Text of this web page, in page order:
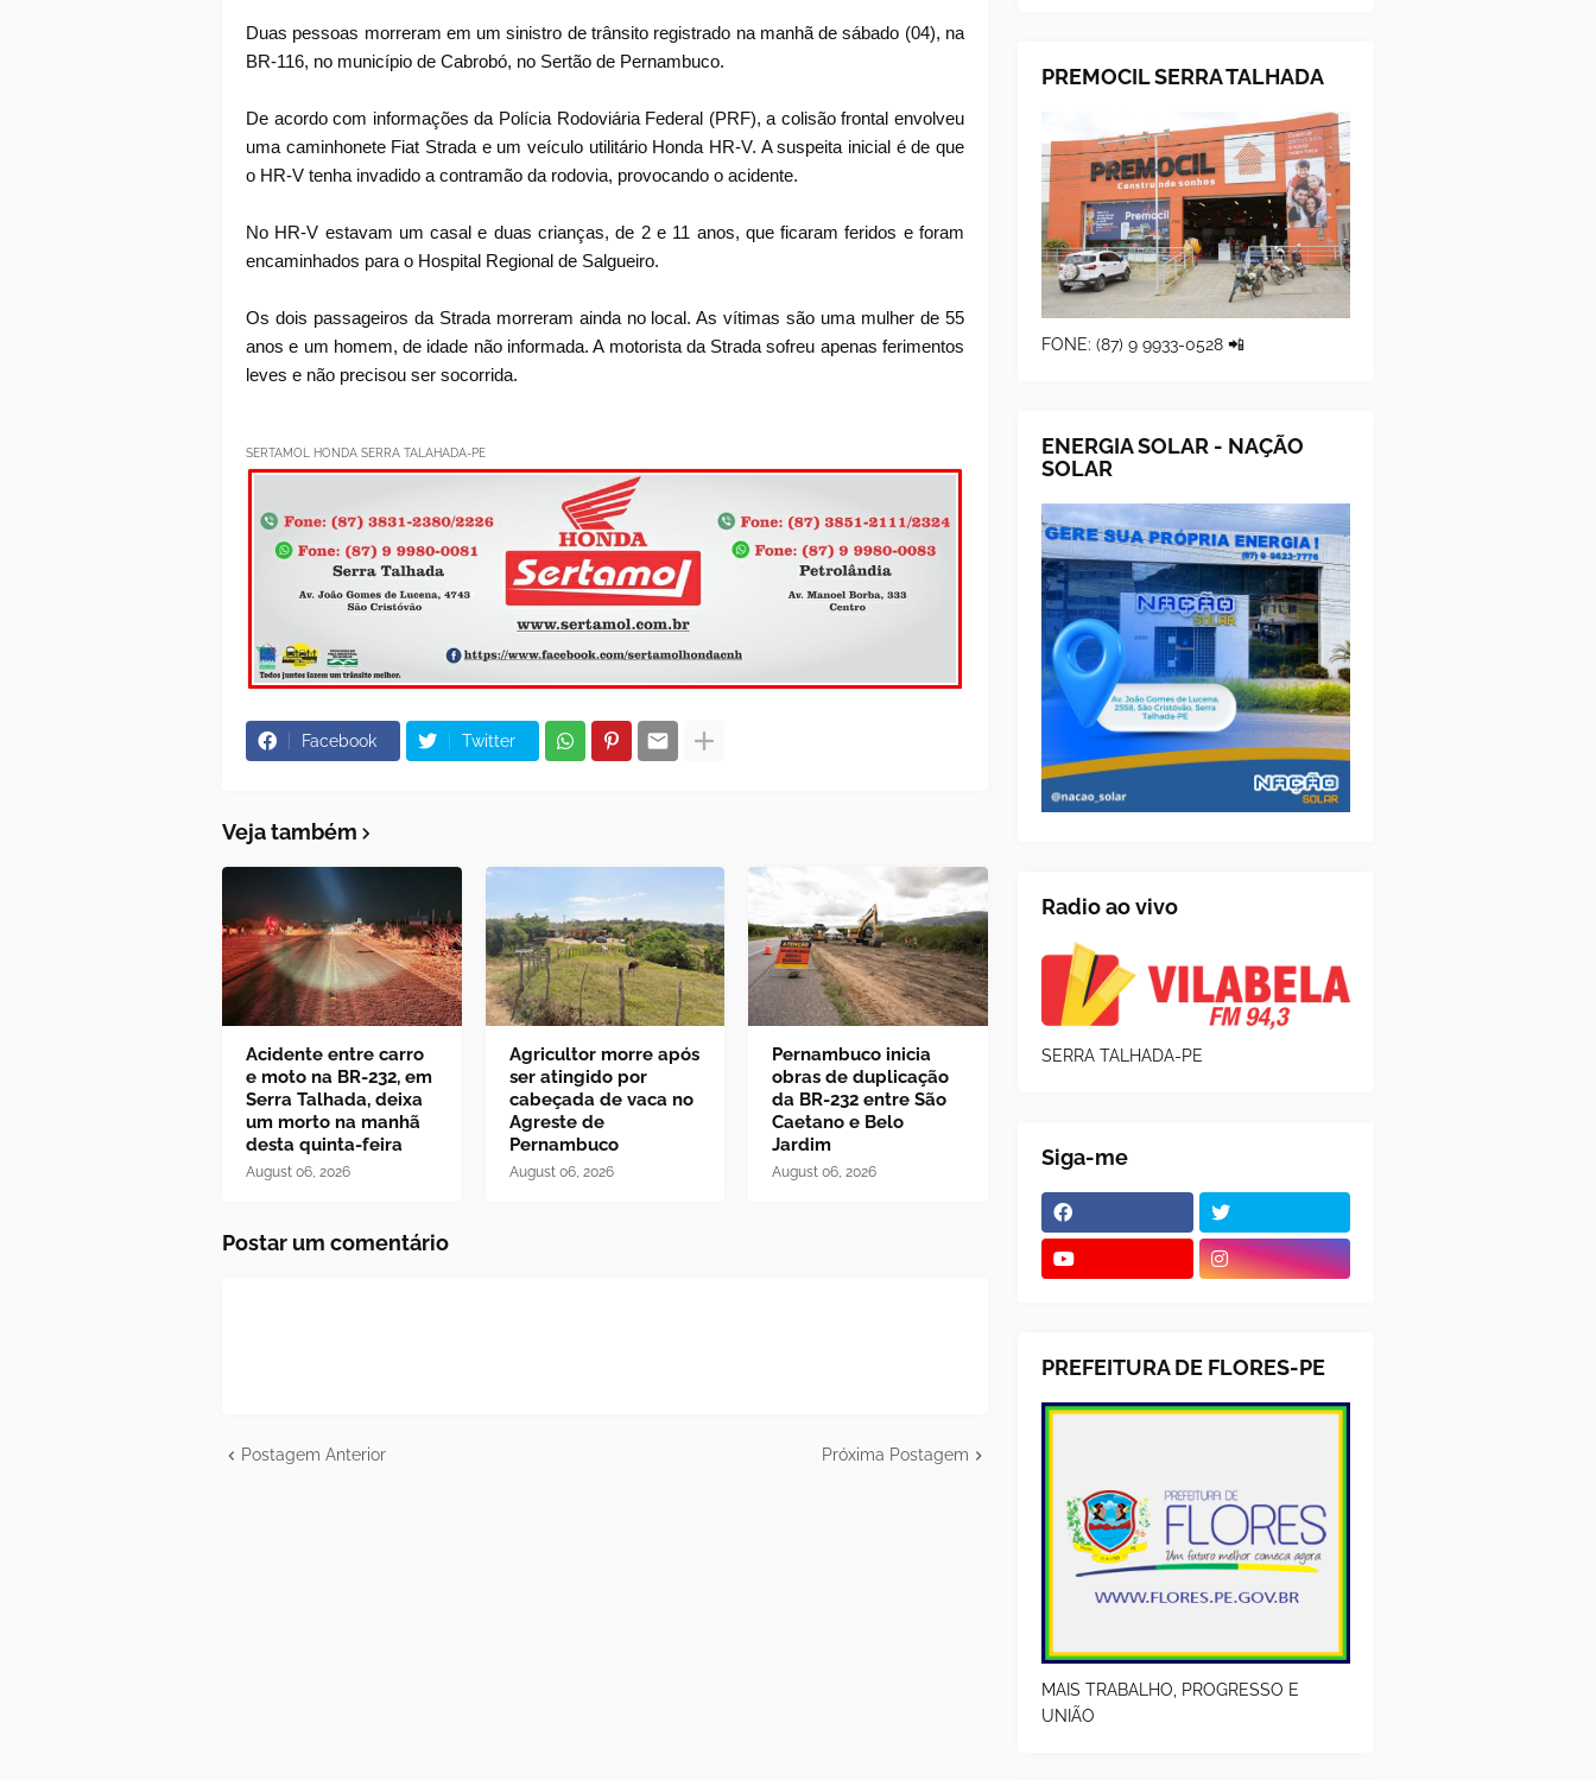
Duas pessoas morreram em um sinistro de trânsito registrado na manhã de sábado (04), na
BR-116, no município de Cabrobó, no Sertão de Pernambuco.
De acordo com informações da Polícia Rodoviária Federal (PRF), a colisão frontal envolveu
uma caminhonete Fiat Strada e um veículo utilitário Honda HR-V. A suspeita inicial é de que
o HR-V tenha invadido a contramão da rodovia, provocando o acidente.
No HR-V estavam um casal e duas crianças, de 2 e 11 anos, que ficaram feridos e foram
encaminhados para o Hospital Regional de Salgueiro.
Os dois passageiros da Strada morreram ainda no local. As vítimas são uma mulher de 55
anos e um homem, de idade não informada. A motorista da Strada sofreu apenas ferimentos
leves e não precisou ser socorrida.
SERTAMOL HONDA SERRA TALAHADA-PE
Facebook Twitter
Veja também
Acidente entre carro
e moto na BR-232, em
Serra Talhada, deixa
um morto na manhã
desta quinta-feira
August 06, 2026
Agricultor morre após
ser atingido por
cabeçada de vaca no
Agreste de
Pernambuco
August 06, 2026
Pernambuco inicia
obras de duplicação
da BR-232 entre São
Caetano e Belo
Jardim
August 06, 2026
Postar um comentário
Postagem Anterior Próxima Postagem
PREMOCIL SERRA TALHADA
FONE: (87) 9 9933-0528 📲
ENERGIA SOLAR - NAÇÃO
SOLAR
Radio ao vivo
SERRA TALHADA-PE
Siga-me
PREFEITURA DE FLORES-PE
MAIS TRABALHO, PROGRESSO E
UNIÃO